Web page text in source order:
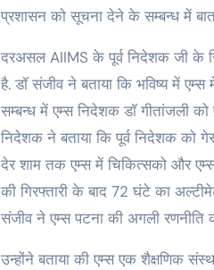
प्रशासन को सूचना देने के सम्बन्ध में
दरअसल AIIMS के पूर्व निदेशक जी के
है. डॉ संजीव ने बताया कि भविष्य में
सम्बन्ध में एम्स निदेशक डॉ गीतांजली
निदेशक ने बताया कि पूर्व निदेशक को
देर शाम तक एम्स में चिकित्सको और
की गिरफ्तारी के बाद 72 घंटे का
संजीव ने एम्स पटना की अगली रणनीति
उन्होंने बताया की एम्स एक शैक्षणिक